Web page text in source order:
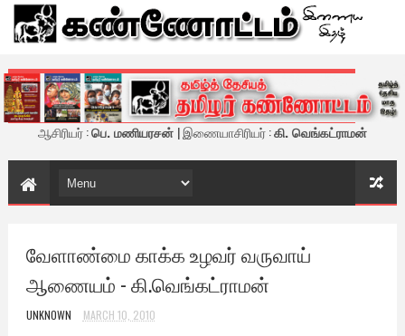
கண்ணோட்டம் - இணைய இதழ்
ஆசிரியர் :பெ. மணியரசன் | இணையாசிரியர் :கி. வெங்கட்ராமன்
வேளாண்மை காக்க உழவர் வருவாய்
ஆணையம் - கி.வெங்கட்ராமன்
UNKNOWN MARCH 10, 2010